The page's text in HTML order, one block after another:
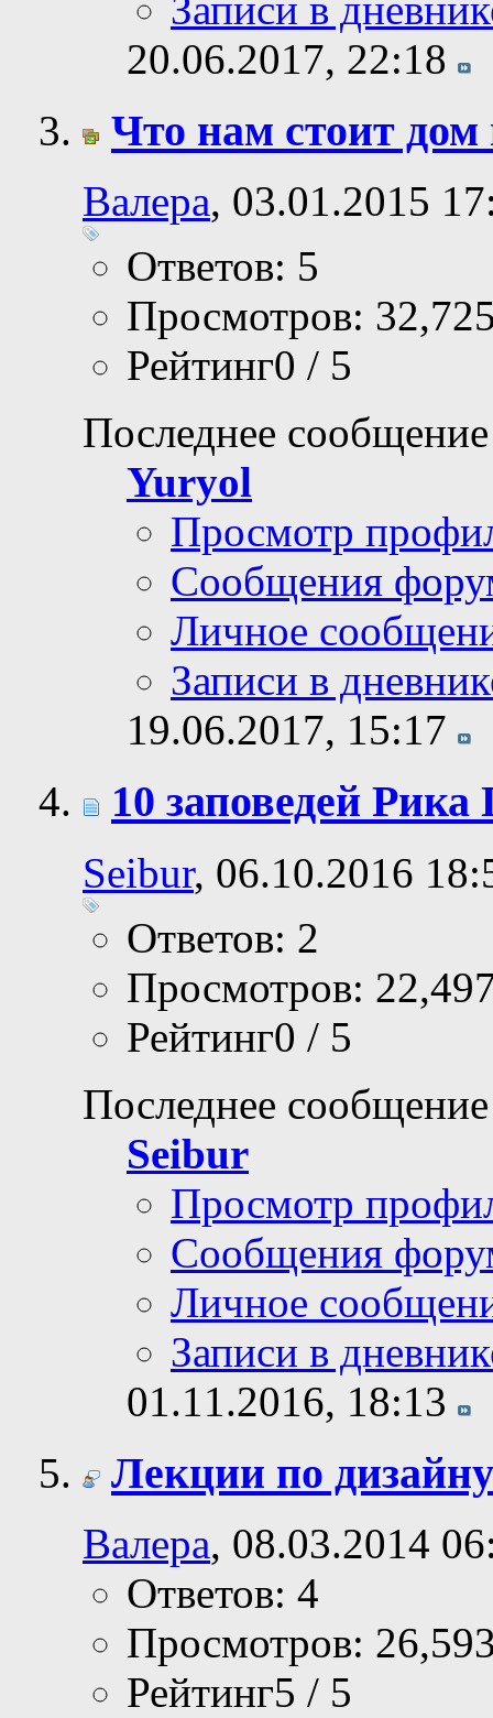
20.06.2017, 22:18
Что нам стоит дом
Валера, 03.01.2015
Ответов: 5
Просмотров:
Рейтинг0 / 5
Последнее
Yuryol
Просмотр
Сообщения
Личное
Записи в
19.06.2017, 15:17
10 заповедей Рика
Seibur, 06.10.2016
Ответов: 2
Просмотров:
Рейтинг0 / 5
Последнее
Seibur
Просмотр
Сообщения
Личное
Записи в
01.11.2016, 18:13
Лекции по дизайну
Валера, 08.03.2014
Ответов: 4
Просмотров:
Рейтинг5 / 5